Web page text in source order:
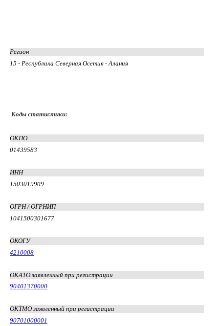
Регион
15 - Республика Северная Осетия - Алания
Коды статистики:
ОКПО
01439583
ИНН
1503019909
ОГРН / ОГРНИП
1041500301677
ОКОГУ
4210008
ОКАТО заявленный при регистрации
90401370000
ОКТМО заявленный при регистрации
90701000001